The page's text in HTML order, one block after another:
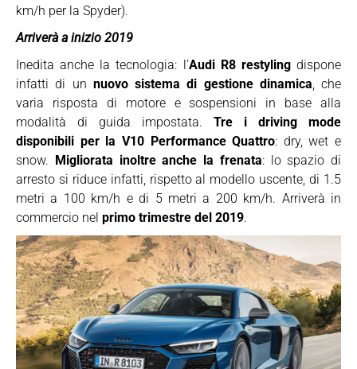
km/h per la Spyder).
Arriverà a inizio 2019
Inedita anche la tecnologia: l’Audi R8 restylingdispone
infatti di un nuovo sistema di gestione dinamica, che
varia risposta di motore e sospensioni in base alla
modalità di guida impostata. Tre i driving mode
disponibili per la V10 Performance Quattro: dry, wet e
snow. Migliorata inoltre anche la frenata: lo spazio di
arresto si riduce infatti, rispetto al modello uscente, di 1.5
metri a 100 km/h e di 5 metri a 200 km/h. Arriverà in
commercio nel primo trimestre del 2019.